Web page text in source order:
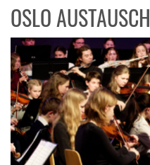
OSLO AUSTAUSCH